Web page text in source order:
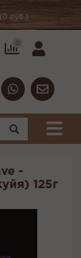
руб.)
0
-
125г